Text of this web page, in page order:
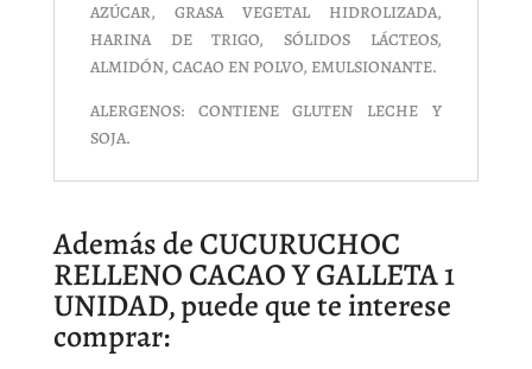
AZÚCAR, GRASA VEGETAL HIDROLIZADA,
HARINA DE TRIGO, SÓLIDOS LÁCTEOS,
ALMIDÓN, CACAO EN POLVO, EMULSIONANTE.
ALERGENOS: CONTIENE GLUTEN LECHE Y
SOJA.
Además de CUCURUCHOC
RELLENO CACAO Y GALLETA 1
UNIDAD, puede que te interese
comprar: